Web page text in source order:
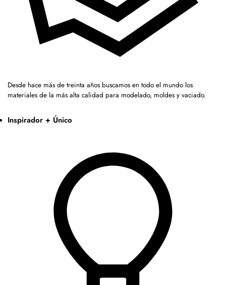
Desde hace más de treinta años buscamos en todo el mundo los
materiales de la más alta calidad para modelado, moldes y vaciado.
Inspirador + Único